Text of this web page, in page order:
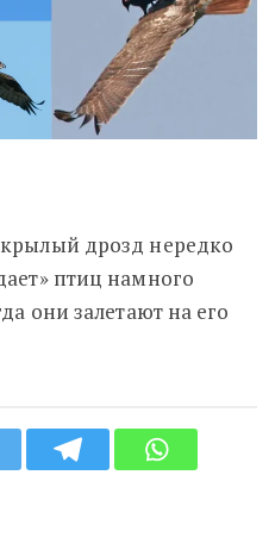
дрозд нередко
птиц намного
они залетают на его